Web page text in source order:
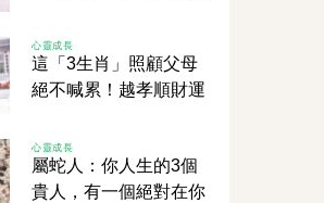
心靈成長
這「3生肖」照顧父母
絕不喊累！越孝順財運
心靈成長
屬蛇人：你人生的3個
貴人，有一個絕對在你